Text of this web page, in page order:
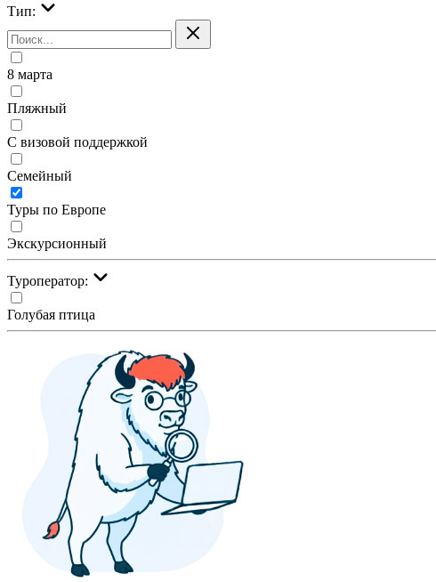
Тип:
8 марта
Пляжный
С визовой поддержкой
Семейный
Туры по Европе
Экскурсионный
Туроператор:
Голубая птица